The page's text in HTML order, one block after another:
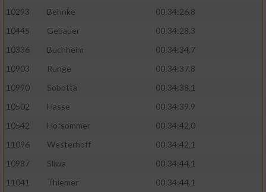
10293
Behnke
00:34:26.8
10445
Gebauer
00:34:28.3
10336
Buchheim
00:34:34.7
10903
Runge
00:34:37.8
10990
Sobotta
00:34:38.1
10502
Hasse
00:34:39.9
10542
Hofsommer
00:34:42.0
11096
Westerhoff
00:34:42.1
10987
Sliwa
00:34:44.1
11041
Thiemer 00:34:44.1